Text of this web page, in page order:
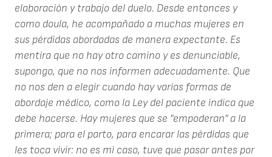
elaboración y trabajo del duelo. Desde entonces y
como doula, he acompañado a muchas mujeres en
sus pérdidas abordadas de manera expectante. Es
mentira que no hay otro camino y es denunciable,
supongo, que no nos informen adecuadamente. Que
no nos den a elegir cuando hay varias formas de
abordaje médico, como la Ley del paciente indica que
debe hacerse. Hay mujeres que se "empoderan" a la
primera; para el parto, para encarar las pérdidas que
les toca vivir: no es mi caso, tuve que pasar antes por